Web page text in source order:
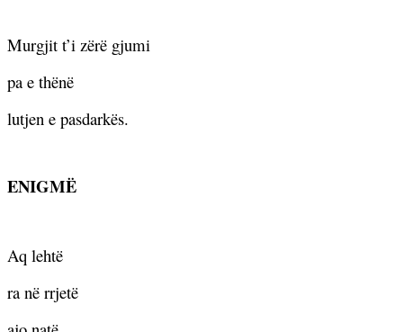
Murgjit t’i zërë gjumi
pa e thënë
lutjen e pasdarkës.
ENIGMË
Aq lehtë
ra në rrjetë